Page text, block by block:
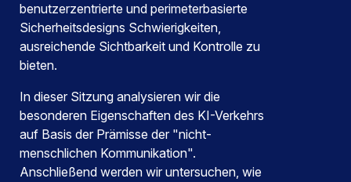
benutzerzentrierte und perimeterbasierte
Sicherheitsdesigns Schwierigkeiten,
ausreichende Sichtbarkeit und Kontrolle zu
bieten.
In dieser Sitzung analysieren wir die
besonderen Eigenschaften des KI-Verkehrs
auf Basis der Prämisse der "nicht-
menschlichen Kommunikation".
Anschließend werden wir untersuchen, wie